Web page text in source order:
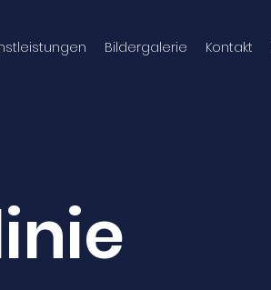
Bildergalerie Kontakt